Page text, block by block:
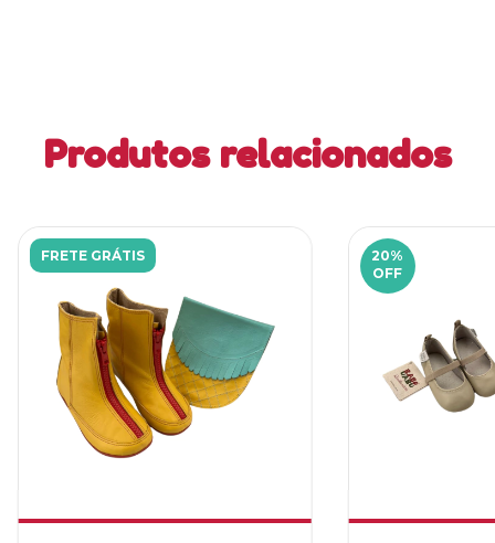
Produtos relacionados
FRETE GRÁTIS 20%
OFF